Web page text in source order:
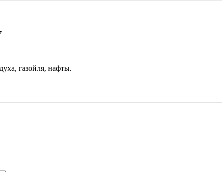
газойля, нафты.